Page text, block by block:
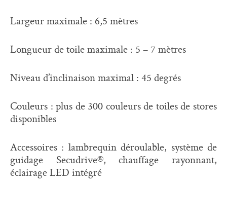
Largeur maximale : 6,5 mètres
Longueur de toile maximale : 5 – 7 mètres
Niveau d’inclinaison maximal : 45 degrés
Couleurs : plus de 300 couleurs de toiles de stores
disponibles
Accessoires : lambrequin déroulable, système de
guidage Secudrive®, chauffage rayonnant,
éclairage LED intégré